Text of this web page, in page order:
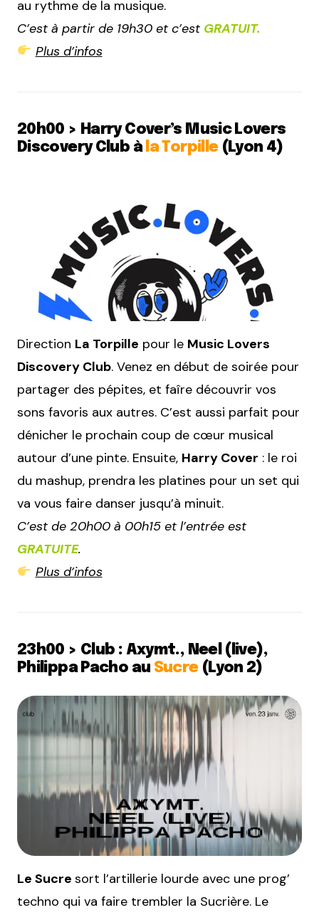
au rythme de la musique.
C’est à partir de 19h30 et c’est GRATUIT.
Plus d’infos
20h00 > Harry Cover’s Music Lovers
Discovery Club à la Torpille(Lyon 4)
Direction La Torpille pour le Music Lovers
Discovery Club. Venez en début de soirée pour
partager des pépites, et faîre découvrir vos
sons favoris aux autres. C’est aussi parfait pour
dénicher le prochain coup de cœur musical
autour d’une pinte. Ensuite, Harry Cover : le roi
du mashup, prendra les platines pour un set qui
va vous faire danser jusqu’à minuit.
C’est de 20h00 à 00h15 et l’entrée est
GRATUITE.
Plus d’infos
23h00 > Club : Axymt., Neel (live),
Philippa Pacho au Sucre(Lyon 2)
Le Sucre sort l’artillerie lourde avec une prog’
techno qui va faire trembler la Sucrière. Le